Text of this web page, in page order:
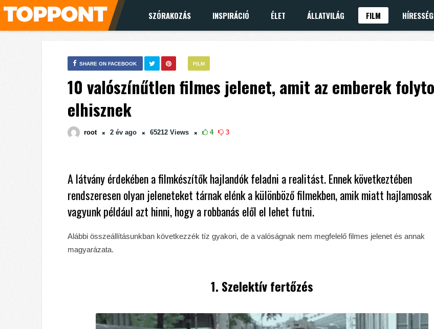
SZÓRAKOZÁS INSPIRÁCIÓ ÉLET ÁLLATVILÁG FILM
FILM
SHARE ON FACEBOOK
10 valószínűtlen filmes jelenet, amit az emberek
elhisznek
root 2 év ago 65212 Views 4 3
A látvány érdekében a filmkészítők hajlandók feladni a realitást. Ennek következtében
rendszeresen olyan jeleneteket tárnak elénk a különböző filmekben, amik miatt hajlamosak
vagyunk például azt hinni, hogy a robbanás elől el lehet futni.
Alábbi összeállításunkban következzék tíz gyakori, de a valóságnak nem megfelelő filmes jelenet és annak
magyarázata.
1. Szelektív fertőzés